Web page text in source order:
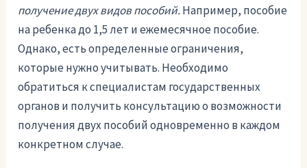
получение двух видов пособий.Например, пособие
на ребенка до 1,5 лет и ежемесячное пособие.
Однако, есть определенные ограничения,
которые нужно учитывать. Необходимо
обратиться к специалистам государственных
органов и получить консультацию о возможности
получения двух пособий одновременно в каждом
конкретном случае.